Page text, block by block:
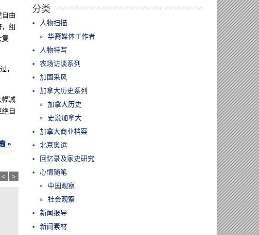
自由
，组
复
，
幅减
自
»
< >
分类
人物扫描
华裔媒体工作者
人物特写
农场访谈系列
加国采风
加拿大历史系列
加拿大历史
史说加拿大
加拿大商业档案
北京奥运
回忆录及家史研究
心情随笔
中国观察
社会观察
新闻报导
新闻素材